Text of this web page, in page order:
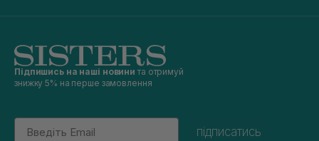
Підпишись на наші новини та отримуй
знижку 5% на перше замовлення
Email
підписатись